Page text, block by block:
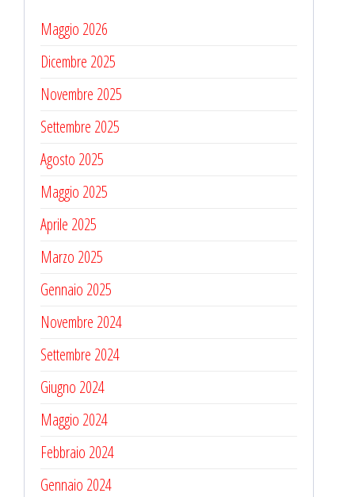
Maggio 2026
Dicembre 2025
Novembre 2025
Settembre 2025
Agosto 2025
Maggio 2025
Aprile 2025
Marzo 2025
Gennaio 2025
Novembre 2024
Settembre 2024
Giugno 2024
Maggio 2024
Febbraio 2024
Gennaio 2024